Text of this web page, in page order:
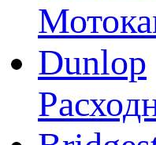
Dunlop